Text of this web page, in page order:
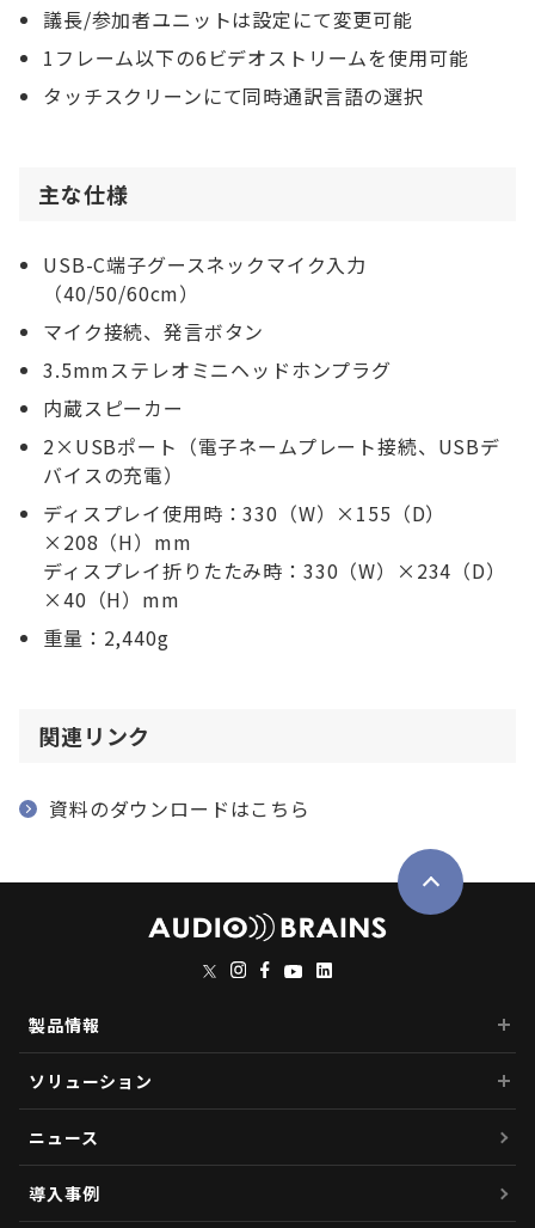
議長/参加者ユニットは設定にて変更可能
1フレーム以下の6ビデオストリームを使用可能
タッチスクリーンにて同時通訳言語の選択
主な仕様
USB-C端子グースネックマイク入力
（40/50/60cm）
マイク接続、発言ボタン
3.5mmステレオミニヘッドホンプラグ
内蔵スピーカー
2×USBポート（電子ネームプレート接続、USBデ
バイスの充電）
ディスプレイ使用時：330（W）×155（D）
×208（H）mm
ディスプレイ折りたたみ時：330（W）×234（D）
×40（H）mm
重量：2,440g
関連リンク
資料のダウンロードはこちら
製品情報
ソリューション
ニュース
導入事例